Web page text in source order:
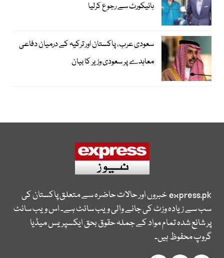
ہائیکورٹ سے رجوع کرلیا
سعودی عرب، پاکستان اور ترکیہ کے درمیان دفاعی
معاہدے پر سعودی وزیر کا بیان
express.pkخبروں اور حالات حاضرہ سے متعلق پاکستان کی
سب سے زیادہ وزٹ کی جانے والی ویب سائٹ ہے۔ اس ویب سائٹ
پر شائع شدہ تمام مواد کے جملہ حقوق بحق ایکسپریس میڈیا
گروپ محفوظ ہیں۔